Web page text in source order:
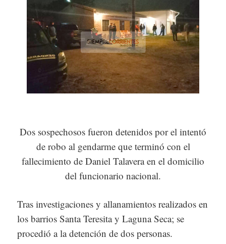
Dos sospechosos fueron detenidos por el intentó
de robo al gendarme que terminó con el
fallecimiento de Daniel Talavera en el domicilio
del funcionario nacional.
Tras investigaciones y allanamientos realizados en
los barrios Santa Teresita y Laguna Seca; se
procedió a la detención de dos personas.